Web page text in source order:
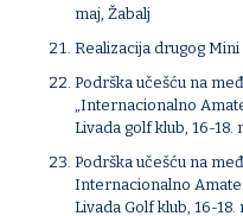
maj, Žabalj
Realizacija drugog Mini
Podrška učešću na
„Internacionalno
Livada golf klub, 16-18.
Podrška učešću na
Internacionalno
Livada Golf klub, 16-18.